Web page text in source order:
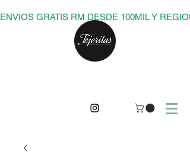
ENVIOS GRATIS RM DESDE 100MIL Y